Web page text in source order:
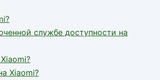
службе доступности на
Xiaomi?